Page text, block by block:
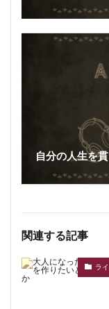
自分の人生を
関連する記事
ラ